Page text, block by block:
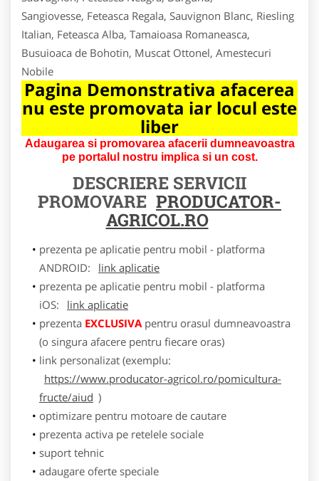
Sangiovesse, Feteasca Regala, Sauvignon Blanc, Riesling
Italian, Feteasca Alba, Tamaioasa Romaneasca,
Busuioaca de Bohotin, Muscat Ottonel, Amestecuri
Nobile
Pagina Demonstrativa afacerea
nu este promovata iar locul este
liber
Adaugarea si promovarea afacerii dumneavoastra
pe portalul nostru implica si un cost.
DESCRIERE SERVICII
PROMOVARE PRODUCATOR-
AGRICOL.RO
prezenta pe aplicatie pentru mobil - platforma
ANDROID:
link aplicatie
prezenta pe aplicatie pentru mobil - platforma
iOS:
link aplicatie
prezenta EXCLUSIVApentru orasul dumneavoastra
(o singura afacere pentru fiecare oras)
link personalizat (exemplu:
https://www.producator-agricol.ro/pomicultura-
fructe/aiud )
optimizare pentru motoare de cautare
prezenta activa pe retelele sociale
suport tehnic
adaugare oferte speciale